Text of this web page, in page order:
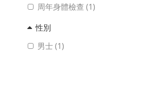
周年身體檢查 (1)
性別
男士 (1)